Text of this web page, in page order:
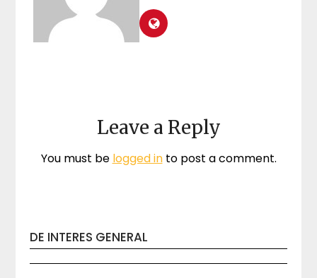
Leave a Reply
You must be logged into post a comment.
DE INTERES GENERAL